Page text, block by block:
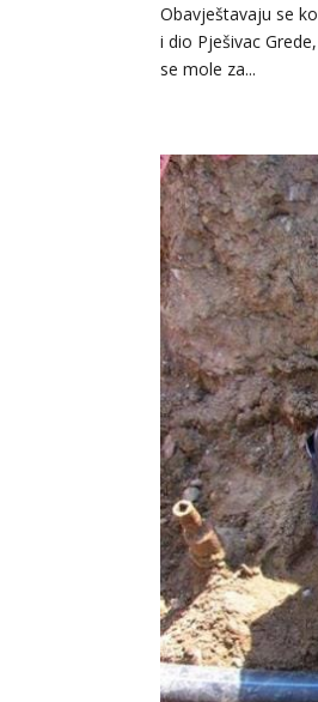
Obavještavaju se
i dio Pješivac
se mole za...